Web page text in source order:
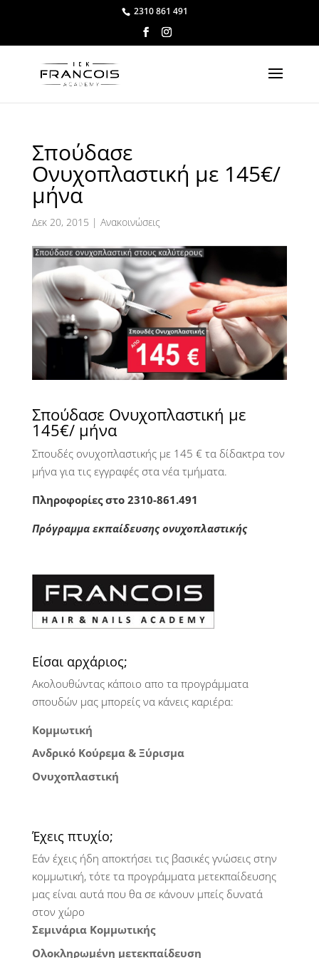
2310 861 491
Σπούδασε
Ονυχοπλαστική με 145€/
μήνα
Δεκ 20, 2015 | Ανακοινώσεις
Σπούδασε Ονυχοπλαστική με
145€/ μήνα
Σπουδές ονυχοπλαστικής με 145 € τα δίδακτρα τον
μήνα για τις εγγραφές στα νέα τμήματα.
Πληροφορίες στο 2310-861.491
Πρόγραμμα εκπαίδευσης ονυχοπλαστικής
Είσαι αρχάριος;
Ακολουθώντας κάποιο απο τα προγράμματα
σπουδών μας μπορείς να κάνεις καριέρα:
Κομμωτική
Ανδρικό Κούρεμα & Ξύρισμα
Ονυχοπλαστική
Έχεις πτυχίο;
Εάν έχεις ήδη αποκτήσει τις βασικές γνώσεις στην
κομμωτική, τότε τα προγράμματα μετεκπαίδευσης
μας είναι αυτά που θα σε κάνουν μπείς δυνατά
στον χώρο
Σεμινάρια Κομμωτικής
Ολοκληρωμένη μετεκπαίδευση